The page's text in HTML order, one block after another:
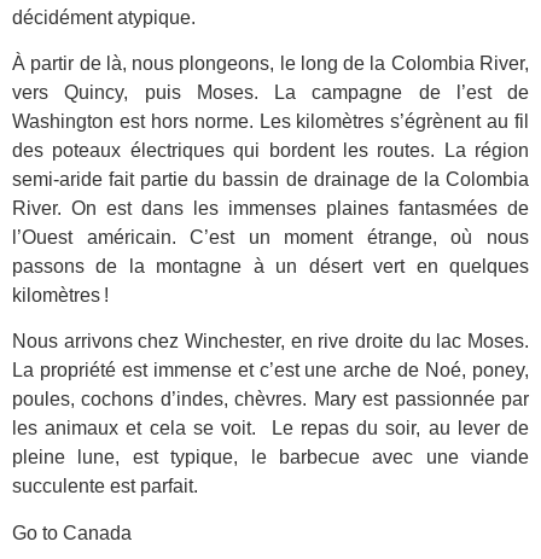
décidément atypique.
À partir de là, nous plongeons, le long de la Colombia River,
vers Quincy, puis Moses. La campagne de l’est de
Washington est hors norme. Les kilomètres s’égrènent au fil
des poteaux électriques qui bordent les routes. La région
semi-aride fait partie du bassin de drainage de la Colombia
River. On est dans les immenses plaines fantasmées de
l’Ouest américain. C’est un moment étrange, où nous
passons de la montagne à un désert vert en quelques
kilomètres !
Nous arrivons chez Winchester, en rive droite du lac Moses.
La propriété est immense et c’est une arche de Noé, poney,
poules, cochons d’indes, chèvres. Mary est passionnée par
les animaux et cela se voit. Le repas du soir, au lever de
pleine lune, est typique, le barbecue avec une viande
succulente est parfait.
Go to Canada